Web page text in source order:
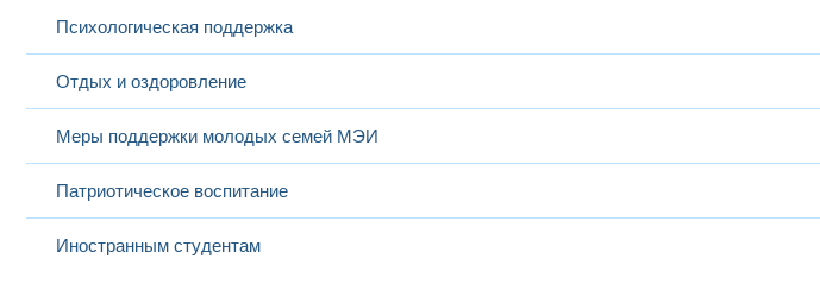
Психологическая поддержка
Отдых и оздоровление
Меры поддержки молодых семей МЭИ
Патриотическое воспитание
Иностранным студентам